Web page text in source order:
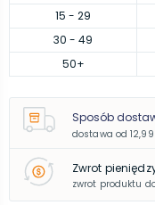
15 - 29
30 - 49
50+
Sposób
dostawa od 12,99
Zwrot
zwrot produktu